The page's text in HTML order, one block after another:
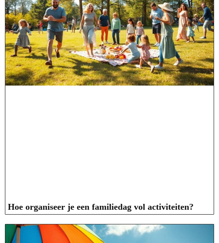
Hoe organiseer je een familiedag vol activiteiten?